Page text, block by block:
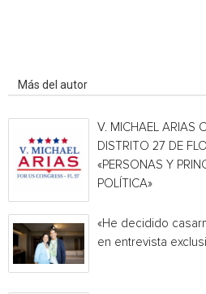
Más del autor
V. MICHAEL ARIAS
DISTRITO 27 DE
«PERSONAS Y
POLÍTICA»
«He decidido
en entrevista